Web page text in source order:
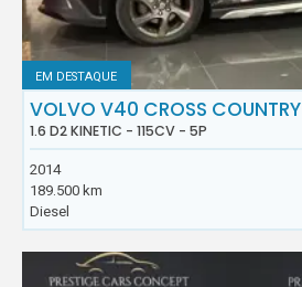
EM DESTAQUE
VOLVO V40 CROSS COUNTRY
1.6 D2 KINETIC - 115CV - 5P
2014
189.500 km
Diesel